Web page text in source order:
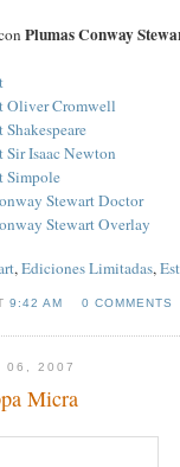
Plumas Conway
Oliver Cromwell
Sir Isaac Newton
Simpole
Stewart Doctor
Stewart Overlay
,Ediciones Limitadas,
9:42 AM 0 COMMENTS
06, 2007
Micra